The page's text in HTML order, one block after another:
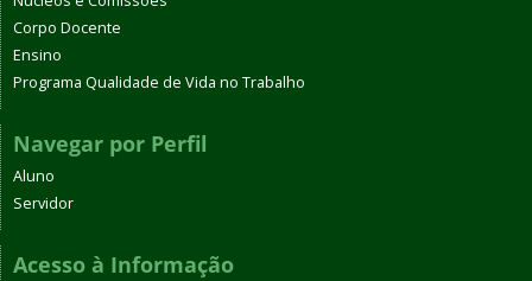
Corpo Docente
Ensino
Programa Qualidade de Vida no Trabalho
Navegar por Perfil
Aluno
Servidor
Acesso à Informação